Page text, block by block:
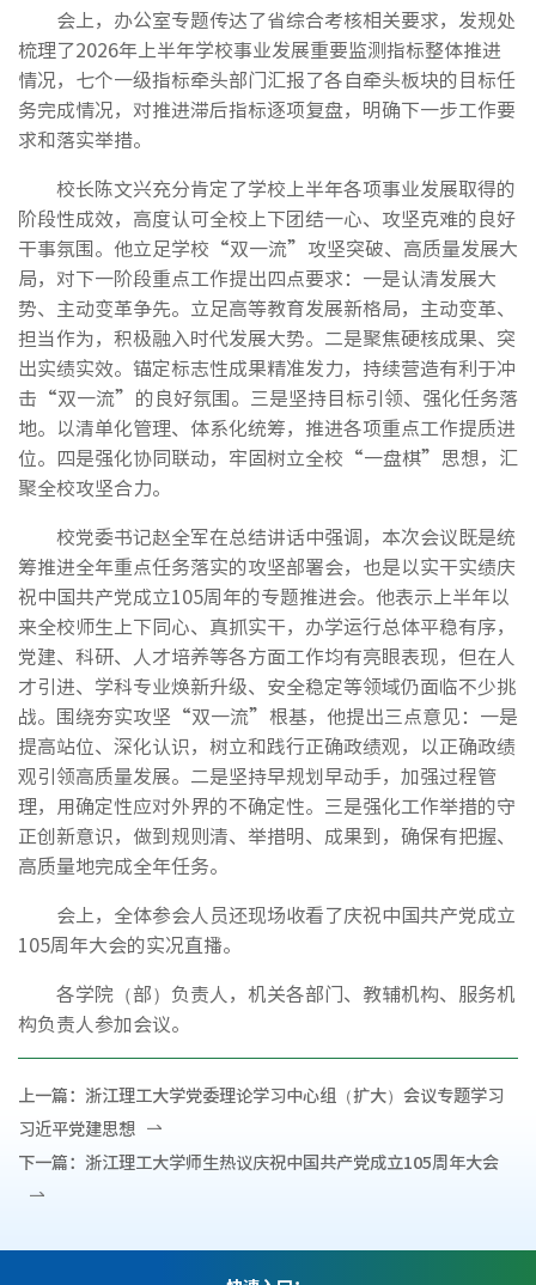
会上，办公室专题传达了省综合考核相关要求，发规处
梳理了2026年上半年学校事业发展重要监测指标整体推进
情况，七个一级指标牵头部门汇报了各自牵头板块的目标任
务完成情况，对推进滞后指标逐项复盘，明确下一步工作要
求和落实举措。
校长陈文兴充分肯定了学校上半年各项事业发展取得的
阶段性成效，高度认可全校上下团结一心、攻坚克难的良好
干事氛围。他立足学校“双一流”攻坚突破、高质量发展大
局，对下一阶段重点工作提出四点要求：一是认清发展大
势、主动变革争先。立足高等教育发展新格局，主动变革、
担当作为，积极融入时代发展大势。二是聚焦硬核成果、突
出实绩实效。锚定标志性成果精准发力，持续营造有利于冲
击“双一流”的良好氛围。三是坚持目标引领、强化任务落
地。以清单化管理、体系化统筹，推进各项重点工作提质进
位。四是强化协同联动，牢固树立全校“一盘棋”思想，汇
聚全校攻坚合力。
校党委书记赵全军在总结讲话中强调，本次会议既是统
筹推进全年重点任务落实的攻坚部署会，也是以实干实绩庆
祝中国共产党成立105周年的专题推进会。他表示上半年以
来全校师生上下同心、真抓实干，办学运行总体平稳有序，
党建、科研、人才培养等各方面工作均有亮眼表现，但在人
才引进、学科专业焕新升级、安全稳定等领域仍面临不少挑
战。围绕夯实攻坚“双一流”根基，他提出三点意见：一是
提高站位、深化认识，树立和践行正确政绩观，以正确政绩
观引领高质量发展。二是坚持早规划早动手，加强过程管
理，用确定性应对外界的不确定性。三是强化工作举措的守
正创新意识，做到规则清、举措明、成果到，确保有把握、
高质量地完成全年任务。
会上，全体参会人员还现场收看了庆祝中国共产党成立
105周年大会的实况直播。
各学院（部）负责人，机关各部门、教辅机构、服务机
构负责人参加会议。
上一篇： 浙江理工大学党委理论学习中心组（扩大）会议专题学习
习近平党建思想
下一篇： 浙江理工大学师生热议庆祝中国共产党成立105周年大会